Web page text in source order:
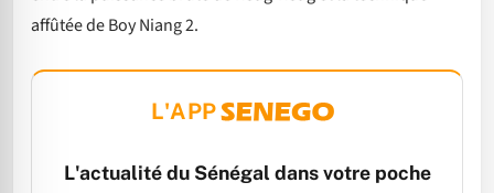
affûtée de Boy Niang 2.
L'APP
L'actualité du Sénégal dans votre poche